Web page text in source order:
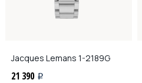
Jacques Lemans 1-2189G
21 390 i